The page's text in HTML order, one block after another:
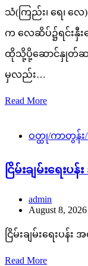
သံ(ကြည်း၊ ရေ၊ လေ
က လေဆိပ်၌ရင်းနှီ
ထိုသို့ပို့ဆောင်နှုတ်ဆ
မှလည်း…
Read More
ဝတ္ထု/ကာတွန်း/
ငြိမ်းချမ်းရေးပ
admin
August 8, 2026
ငြိမ်းချမ်းရေးပန်
Read More